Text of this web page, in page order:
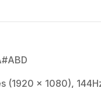
(1920 x 1080),